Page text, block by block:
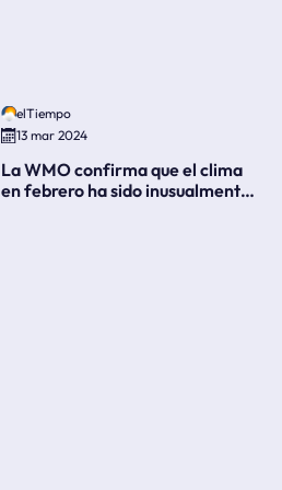
elTiempo
13 mar 2024
La WMO confirma que el clima
en febrero ha sido inusualmente